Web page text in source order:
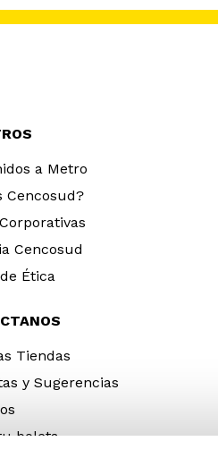
a Metro
Cencosud?
Cencosud
Ética
Tiendas
y Sugerencias
boleta